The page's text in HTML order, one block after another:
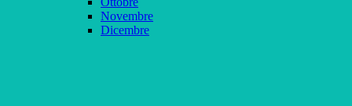
Novembre
Dicembre